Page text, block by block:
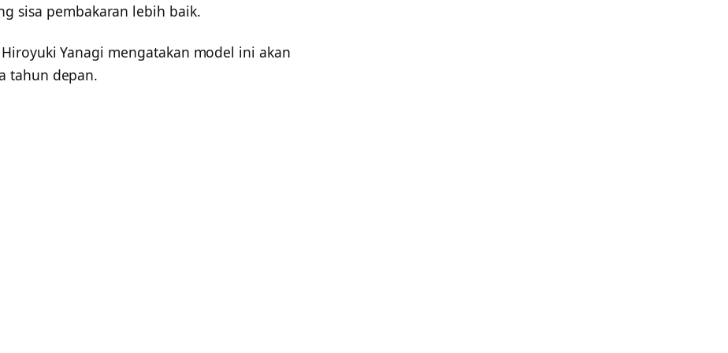
sisa pembakaran lebih baik.
Yanagi mengatakan model ini akan
tahun depan.